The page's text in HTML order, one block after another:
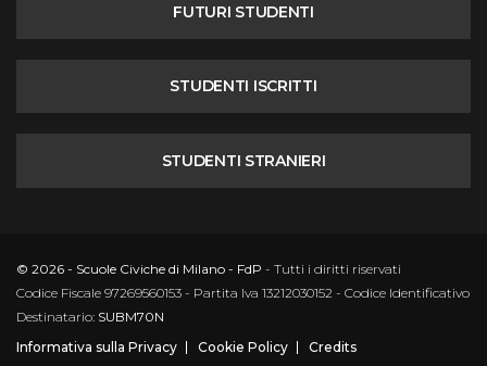
FUTURI STUDENTI
STUDENTI ISCRITTI
STUDENTI STRANIERI
© 2026 - Scuole Civiche di Milano - FdP - Tutti i diritti riservati
Codice Fiscale 97269560153 - Partita Iva 13212030152 - Codice Identificativo
Destinatario: SUBM70N
Informativa sulla Privacy
Cookie Policy Credits